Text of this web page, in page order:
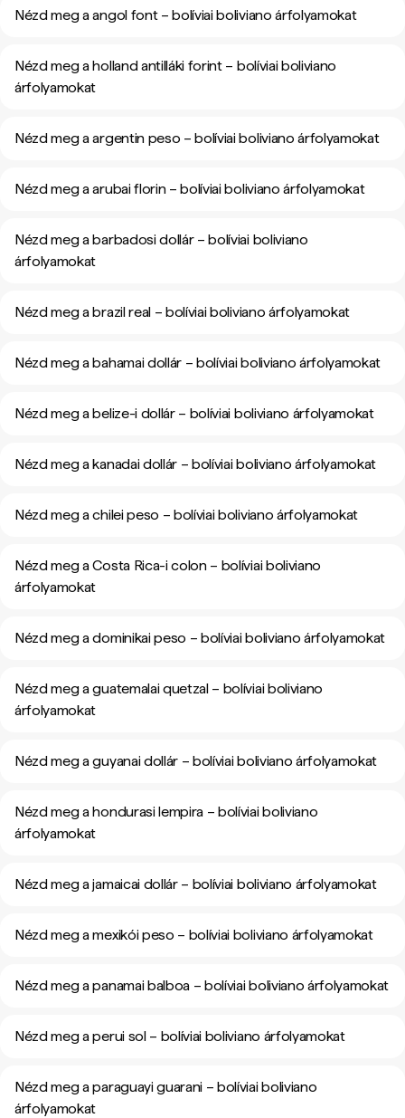
Nézd meg a angol font – bolíviai boliviano árfolyamokat
Nézd meg a holland antilláki forint – bolíviai boliviano
árfolyamokat
Nézd meg a argentin peso – bolíviai boliviano árfolyamokat
Nézd meg a arubai florin – bolíviai boliviano árfolyamokat
Nézd meg a barbadosi dollár – bolíviai boliviano
árfolyamokat
Nézd meg a brazil real – bolíviai boliviano árfolyamokat
Nézd meg a bahamai dollár – bolíviai boliviano árfolyamokat
Nézd meg a belize-i dollár – bolíviai boliviano árfolyamokat
Nézd meg a kanadai dollár – bolíviai boliviano árfolyamokat
Nézd meg a chilei peso – bolíviai boliviano árfolyamokat
Nézd meg a Costa Rica-i colon – bolíviai boliviano
árfolyamokat
Nézd meg a dominikai peso – bolíviai boliviano árfolyamokat
Nézd meg a guatemalai quetzal – bolíviai boliviano
árfolyamokat
Nézd meg a guyanai dollár – bolíviai boliviano árfolyamokat
Nézd meg a hondurasi lempira – bolíviai boliviano
árfolyamokat
Nézd meg a jamaicai dollár – bolíviai boliviano árfolyamokat
Nézd meg a mexikói peso – bolíviai boliviano árfolyamokat
Nézd meg a panamai balboa – bolíviai boliviano árfolyamokat
Nézd meg a perui sol – bolíviai boliviano árfolyamokat
Nézd meg a paraguayi guarani – bolíviai boliviano
árfolyamokat